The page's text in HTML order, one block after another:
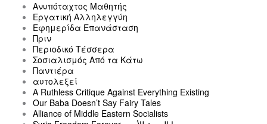
Ανυπόταχτος Μαθητής
Εργατική Αλληλεγγύη
Εφημερίδα Επανάσταση
Πριν
Περιοδικό Τέσσερα
Σοσιαλισμός Από τα Κάτω
Παντιέρα
αυτολεξεί
A Ruthless Critique Against Everything Existing
Our Baba Doesn’t Say Fairy Tales
Alliance of Middle Eastern Socialists